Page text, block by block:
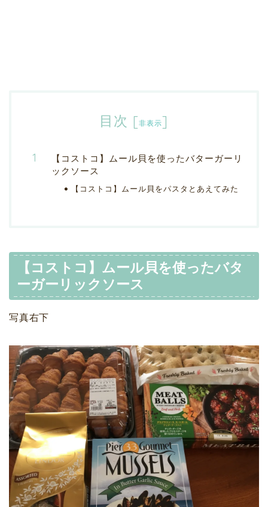
目次 [非表示]
【コストコ】ムール貝を使ったバターガーリ
ックソース
【コストコ】ムール貝をパスタとあえてみた
【コストコ】ムール貝を使ったバタ
ーガーリックソース
写真右下